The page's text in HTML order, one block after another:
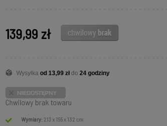
139,99 zł
Wysyłka od 13,99 złdo 24 godziny
Chwilowy brak towaru
Wymiary: 213 x 155 x 132 cm